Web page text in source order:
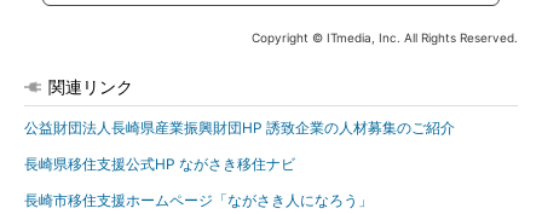
Copyright © ITmedia, Inc. All Rights Reserved.
関連リンク
公益財団法人長崎県産業振興財団HP 誘致企業の人材募集のご紹介
長崎県移住支援公式HP ながさき移住ナビ
長崎市移住支援ホームページ「ながさき人になろう」